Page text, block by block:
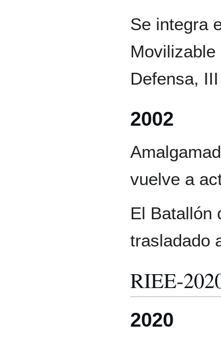
Se integra
Movilizable
Defensa,
2002
vuelve a
El Batallón
trasladado
RIEE-
2020